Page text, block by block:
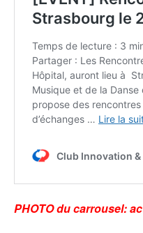
PHOTO du carrousel: